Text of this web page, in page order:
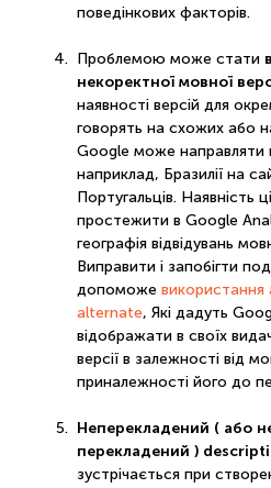
поведінкових факторів.
Проблемою може стати
некоректної мовної
наявності версій для
говорять на схожих або
Google може направляти
наприклад, Бразилії на
Португальців. Наявність
простежити в Google
географія відвідувань
Виправити і запобігти
допоможе використання
alternate, Які дадуть
відображати в своїх
версії в залежності від
приналежності його до
Неперекладений ( або
перекладений )
зустрічається при